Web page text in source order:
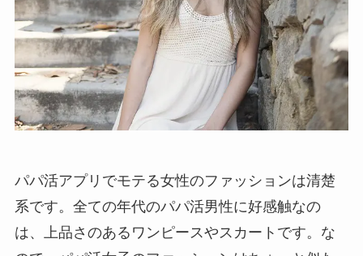
パパ活アプリでモテる女性のファッションは清楚
系です。全ての年代のパパ活男性に好感触なの
は、上品さのあるワンピースやスカートです。な